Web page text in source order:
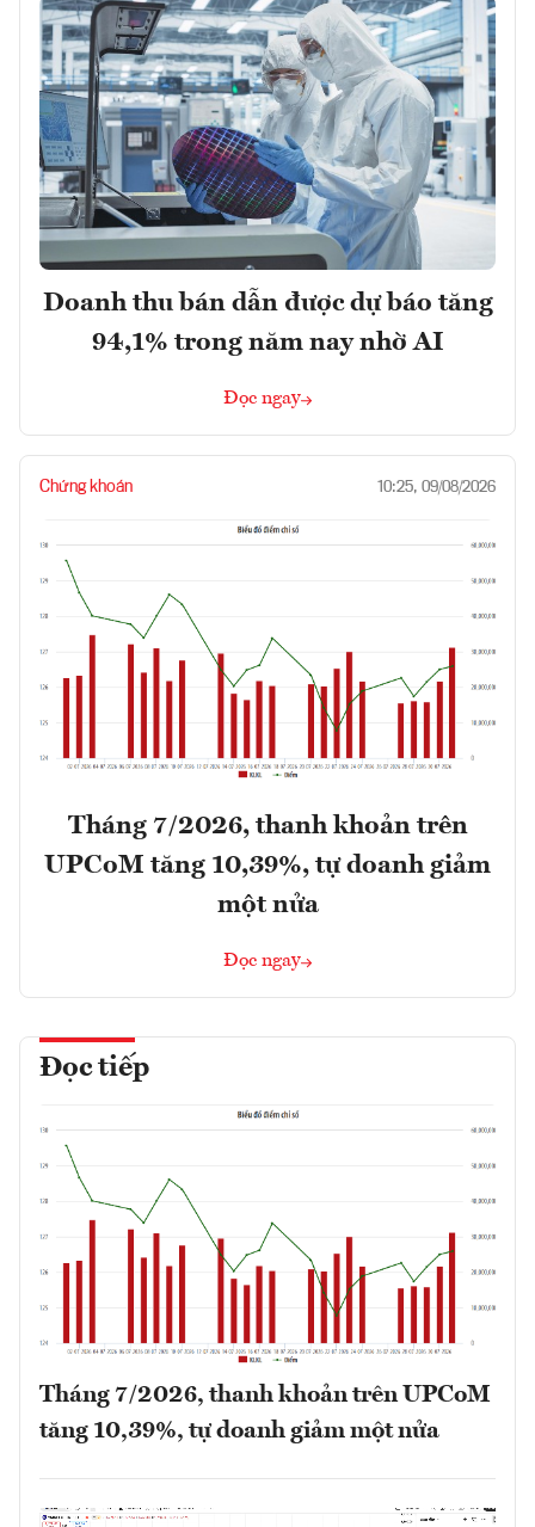
Doanh thu bán dẫn được dự báo tăng
94,1% trong năm nay nhờ AI
Đọc ngay
Chứng khoán 10:25, 09/08/2026
Tháng 7/2026, thanh khoản trên
UPCoM tăng 10,39%, tự doanh giảm
một nửa
Đọc ngay
Đọc tiếp
Tháng 7/2026, thanh khoản trên UPCoM
tăng 10,39%, tự doanh giảm một nửa